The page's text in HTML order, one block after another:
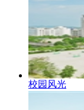
校园风光